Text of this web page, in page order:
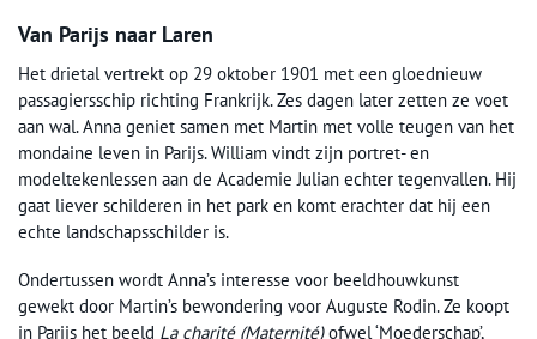
Van Parijs naar Laren
Het drietal vertrekt op 29 oktober 1901 met een gloednieuw
passagiersschip richting Frankrijk. Zes dagen later zetten ze voet
aan wal. Anna geniet samen met Martin met volle teugen van het
mondaine leven in Parijs. William vindt zijn portret- en
modeltekenlessen aan de Academie Julian echter tegenvallen. Hij
gaat liever schilderen in het park en komt erachter dat hij een
echte landschapsschilder is.
Ondertussen wordt Anna’s interesse voor beeldhouwkunst
gewekt door Martin’s bewondering voor Auguste Rodin. Ze koopt
in Parijs het beeld La charité (Maternité)ofwel ‘Moederschap’,